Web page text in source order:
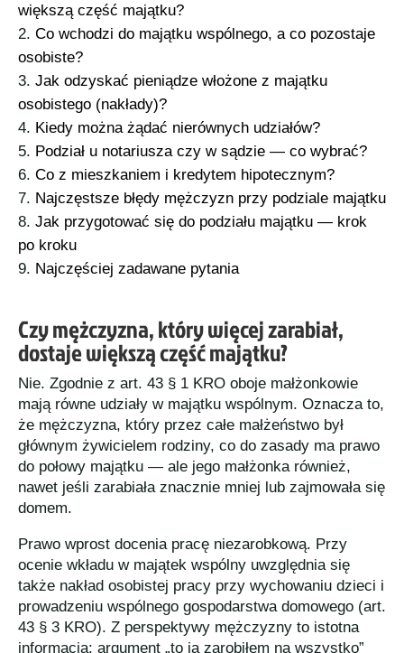
większą część majątku?
Co wchodzi do majątku wspólnego, a co pozostaje
osobiste?
Jak odzyskać pieniądze włożone z majątku
osobistego (nakłady)?
Kiedy można żądać nierównych udziałów?
Podział u notariusza czy w sądzie — co wybrać?
Co z mieszkaniem i kredytem hipotecznym?
Najczęstsze błędy mężczyzn przy podziale majątku
Jak przygotować się do podziału majątku — krok
po kroku
Najczęściej zadawane pytania
Czy mężczyzna, który więcej zarabiał,
dostaje większą część majątku?
Nie. Zgodnie z art. 43 § 1 KRO oboje małżonkowie
mają równe udziały w majątku wspólnym. Oznacza to,
że mężczyzna, który przez całe małżeństwo był
głównym żywicielem rodziny, co do zasady ma prawo
do połowy majątku — ale jego małżonka również,
nawet jeśli zarabiała znacznie mniej lub zajmowała się
domem.
Prawo wprost docenia pracę niezarobkową. Przy
ocenie wkładu w majątek wspólny uwzględnia się
także nakład osobistej pracy przy wychowaniu dzieci i
prowadzeniu wspólnego gospodarstwa domowego (art.
43 § 3 KRO). Z perspektywy mężczyzny to istotna
informacja: argument „to ja zarobiłem na wszystko”